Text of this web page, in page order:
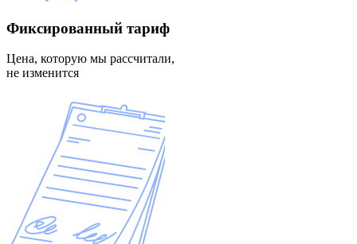
Фиксированный тариф
Цена, которую мы рассчитали,
не изменится